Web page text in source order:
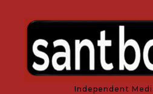
Independent